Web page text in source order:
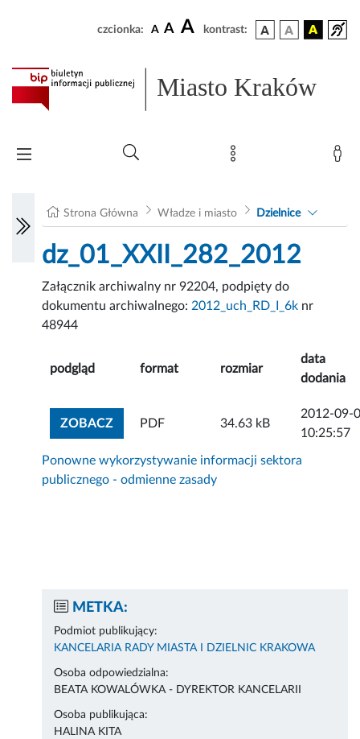
czcionka: A A A kontrast:
Miasto Kraków
Strona Główna Władze i miasto Dzielnice
dz_01_XXII_282_2012
Załącznik archiwalny nr 92204, podpięty do
dokumentu archiwalnego: 2012_uch_RD_I_6k nr
48944
podgląd format rozmiar
data
dodania
ZOBACZZOBACZ ZAŁĄCZNIK
PDF 34.63 kB
2012-09-
10:25:57
Ponowne wykorzystywanie informacji sektora
publicznego - odmienne zasady
METKA:
Podmiot publikujący:
KANCELARIA RADY MIASTA I DZIELNIC KRAKOWA
Osoba odpowiedzialna:
BEATA KOWALÓWKA - DYREKTOR KANCELARII
Osoba publikująca:
HALINA KITA